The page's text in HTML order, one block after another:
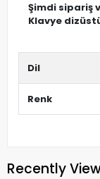
Şimdi sipariş
Klavye
Dil
Renk
Recently